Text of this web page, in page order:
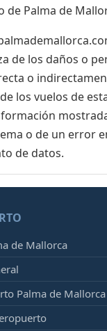
de Palma de
de los daños o
o
los vuelos de
o de un error
de datos.
de Mallorca
Palma de Mallorca